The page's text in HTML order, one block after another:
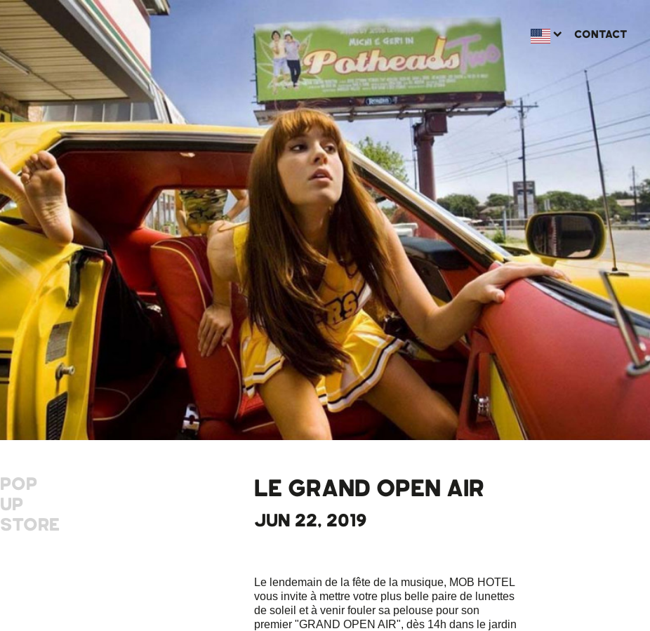
CONTACT
LE GRAND OPEN AIR
JUN 22, 2019
POP
UP
STORE
Le lendemain de la fête de la musique, MOB HOTEL
vous invite à mettre votre plus belle paire de lunettes
de soleil et à venir fouler sa pelouse pour son
premier "GRAND OPEN AIR", dès 14h dans le jardin